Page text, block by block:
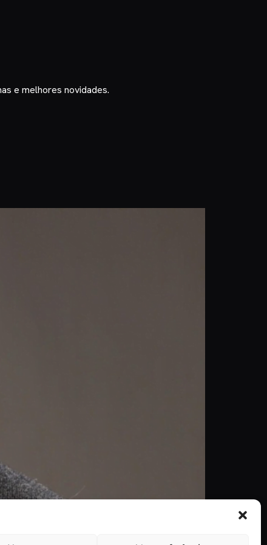
e melhores novidades.
“Estou tão feliz por apresentar os